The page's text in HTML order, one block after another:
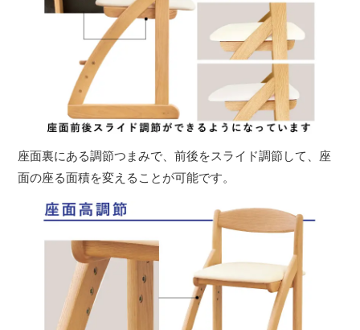
座面裏にある調節つまみで、前後をスライド調節して、座
面の座る面積を変えることが可能です。